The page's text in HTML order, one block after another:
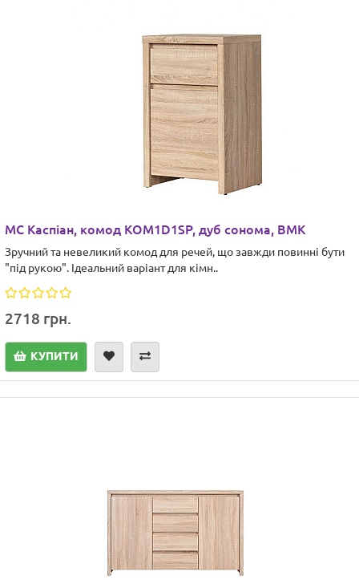
МС Каспіан, комод KOM1D1SP, дуб сонома, ВМК
Зручний та невеликий комод для речей, що завжди повинні бути
"під рукою". Ідеальний варіант для кімн..
2718 грн.
КУПИТИ